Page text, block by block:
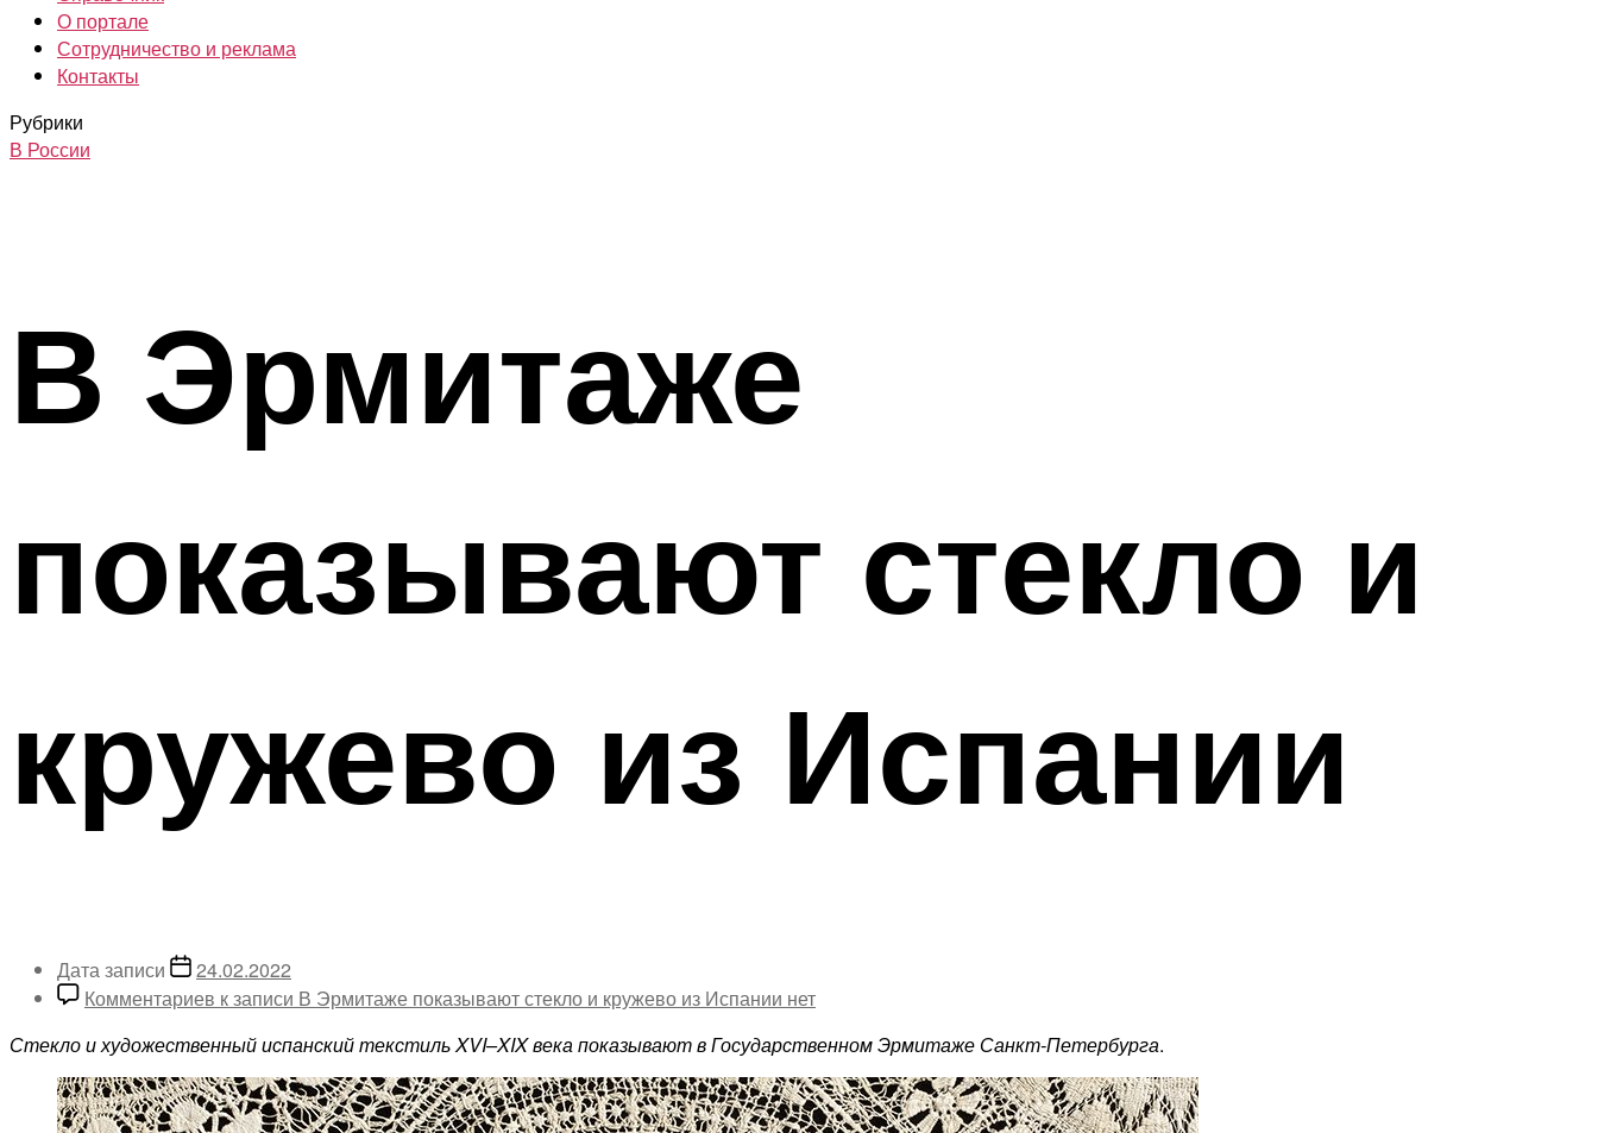
О портале
Сотрудничество и реклама
Контакты
Рубрики
В России
В Эрмитаже
показывают стекло и
кружево из Испании
Дата записи
24.02.2022
Комментариев к записи В Эрмитаже показывают стекло и кружево из Испании нет
Стекло и художественный испанский текстиль XVI–XIX века показывают в Государственном Эрмитаже Санкт-Петербурга.